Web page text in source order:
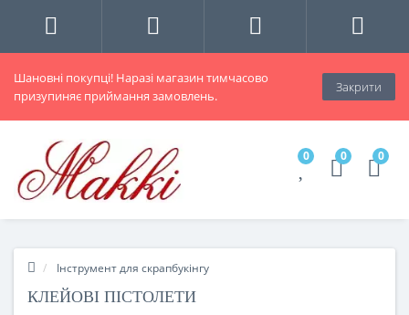
Шановні покупці! Наразі магазин тимчасово
призупиняє приймання замовлень.
Закрити
0 0 0
Інструмент для скрапбукінгу
КЛЕЙОВІ ПІСТОЛЕТИ